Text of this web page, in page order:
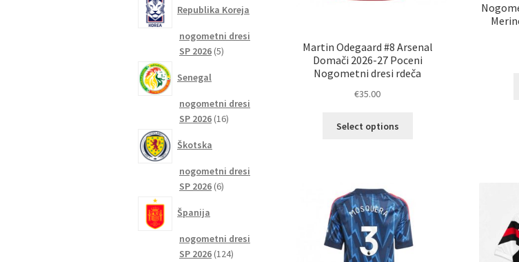
Martin Odegaard #8 Arsenal
Domači 2026-27 Poceni
Nogometni dresi rdeča
€35.00
Select options
na
Republika Koreja
nogometni dresi
SP 2026 55
Senegal
nogometni dresi
SP 2026 1616
Škotska
nogometni dresi
SP 2026 66
Španija
nogometni dresi
SP 2026 124124